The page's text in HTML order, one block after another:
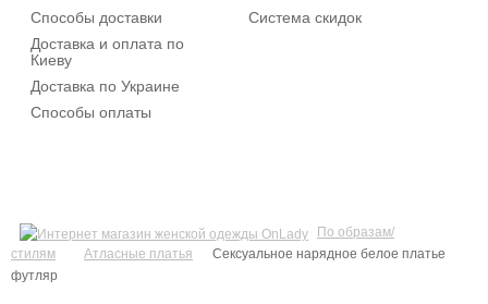
Способы доставки
Доставка и оплата по
Киеву
Доставка по Украине
Способы оплаты
Система скидок
По образам/
стилям
Атласные платья
Cексуальное нарядное белое платье
футляр